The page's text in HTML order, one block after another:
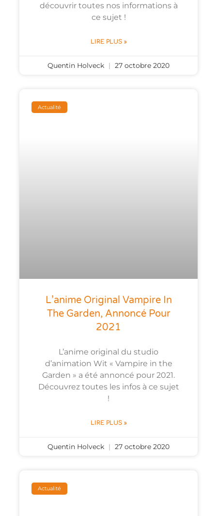
découvrir toutes nos informations à
ce sujet !
LIRE PLUS »
Quentin Holveck 27 octobre 2020
Actualité
L’anime Original Vampire In
The Garden, Annoncé Pour
2021
L’anime original du studio
d’animation Wit « Vampire in the
Garden » a été annoncé pour 2021.
Découvrez toutes les infos à ce sujet
!
LIRE PLUS »
Quentin Holveck 27 octobre 2020
Actualité